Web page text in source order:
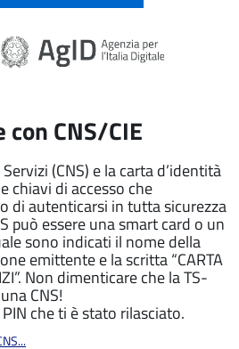
CNS/CIE
(CNS) e la carta d’identità
chiavi di accesso che
di autenticarsi in tutta sicurezza
può essere una smart card o un
sono indicati il nome della
emittente e la scritta “CARTA
Non dimenticare che la TS-
CNS!
che ti è stato rilasciato.